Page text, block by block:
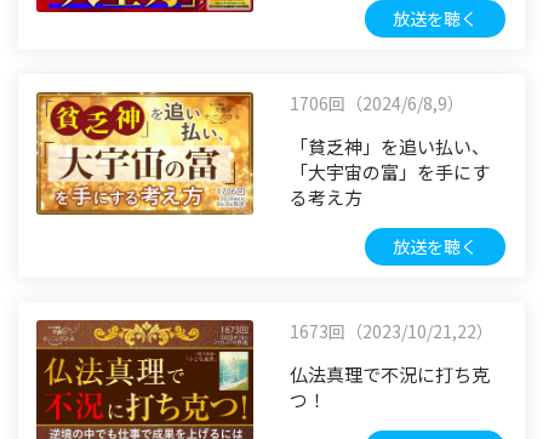
放送を聴く
1706回（2024/6/8,9）
「貧乏神」を追い払い、
「大宇宙の富」を手にす
る考え方
放送を聴く
1673回（2023/10/21,22）
仏法真理で不況に打ち克
つ！